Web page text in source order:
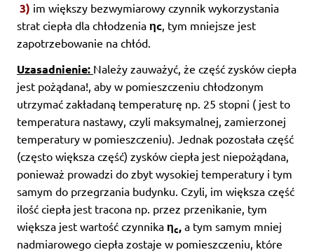
3) im większy bezwymiarowy czynnik wykorzystania
strat ciepła dla chłodzenia ηc, tym mniejsze jest
zapotrzebowanie na chłód.
Uzasadnienie: Należy zauważyć, że część zysków ciepła
jest pożądana!, aby w pomieszczeniu chłodzonym
utrzymać zakładaną temperaturę np. 25 stopni ( jest to
temperatura nastawy, czyli maksymalnej, zamierzonej
temperatury w pomieszczeniu). Jednak pozostała część
(często większa część) zysków ciepła jest niepożądana,
ponieważ prowadzi do zbyt wysokiej temperatury i tym
samym do przegrzania budynku. Czyli, im większa część
ilość ciepła jest tracona np. przez przenikanie, tym
większa jest wartość czynnika ηc, a tym samym mniej
nadmiarowego ciepła zostaje w pomieszczeniu, które